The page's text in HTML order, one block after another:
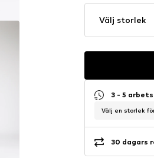
Välj storlek
3 - 5
Välj en storlek
30 dagars